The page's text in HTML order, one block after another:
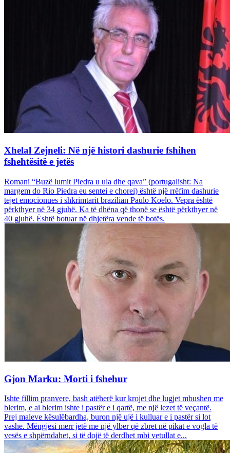
Xhelal Zejneli: Në një histori dashurie fshihen
fshehtësitë e jetës
Romani “Buzë lumit Piedra u ula dhe qava” (portugalisht: Na
margem do Rio Piedra eu sentei e chorei) është një rrëfim dashurie
tejet emocionues i shkrimtarit brazilian Paulo Koelo. Vepra është
përkthyer në 34 gjuhë. Ka të dhëna që thonë se është përkthyer në
40 gjuhë. Është botuar në dhjetëra vende të botës.
Gjon Marku: Morti i fshehur
Ishte fillim pranvere, bash atëherë kur krojet dhe lugjet mbushen me
blerim, e ai blerim ishte i pastër e i qartë, me një lezet të veçantë.
Prej maleve kësulëbardha, buron një ujë i kulluar e i pastër si lot
vashe. Mëngjesi merr jetë me një ylber që zbret në pikat e vogla të
vesës e shpërndahet, si të dojë të derdhet mbi vetullat e...